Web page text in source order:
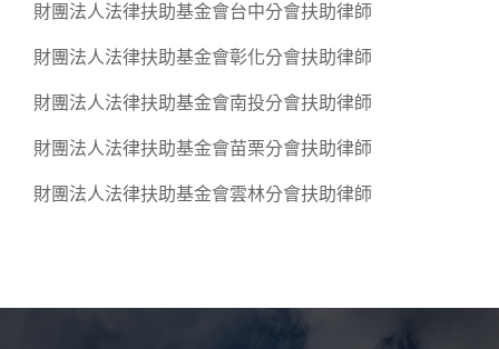
財團法人法律扶助基金會台中分會扶助律師
財團法人法律扶助基金會彰化分會扶助律師
財團法人法律扶助基金會南投分會扶助律師
財團法人法律扶助基金會苗栗分會扶助律師
財團法人法律扶助基金會雲林分會扶助律師